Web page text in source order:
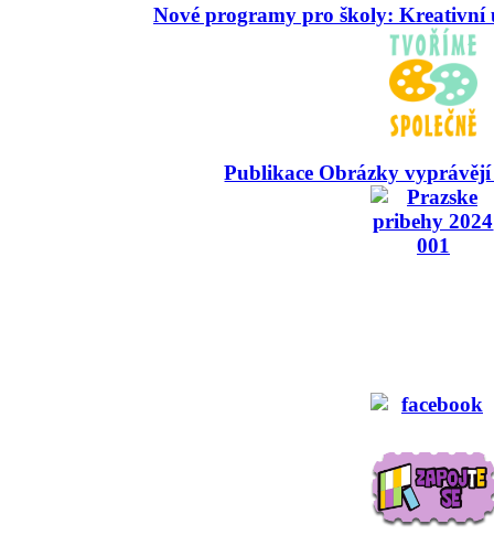
Nové programy pro školy: Kreativní
Publikace Obrázky